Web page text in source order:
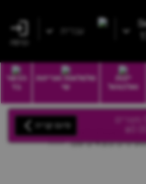
עברית
יינות
ואלכוהול
סלסלאות ואריזות
שי
הכשר
בד
מארז גומי - 7 סוגים מארז סוכריות גומי של הדה-בסט! מכיל כ- 1.100 קילו! מושלם לאירוח או
תסמכו עליינו, רק הטעימים נמצאים שם.. ????
מוצרים
₪ סיום קנייה